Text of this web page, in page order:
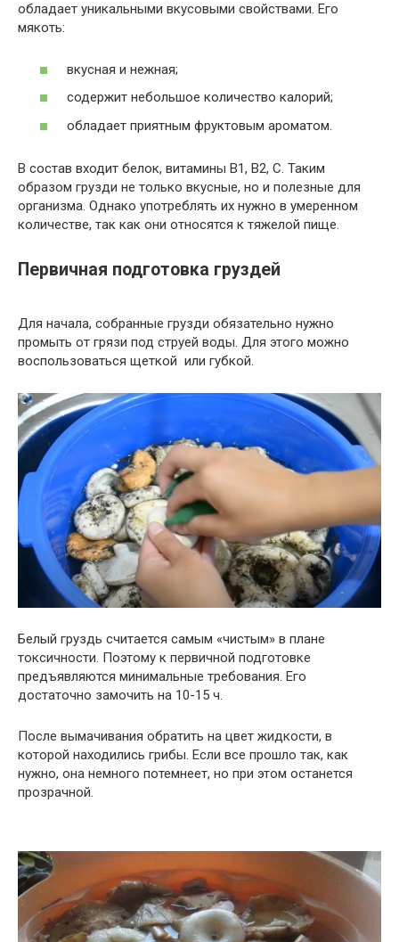
обладает уникальными вкусовыми свойствами. Его
мякоть:
вкусная и нежная;
содержит небольшое количество калорий;
обладает приятным фруктовым ароматом.
В состав входит белок, витамины В1, В2, C. Таким
образом грузди не только вкусные, но и полезные для
организма. Однако употреблять их нужно в умеренном
количестве, так как они относятся к тяжелой пище.
Первичная подготовка груздей
Для начала, собранные грузди обязательно нужно
промыть от грязи под струей воды. Для этого можно
воспользоваться щеткой или губкой.
Белый груздь считается самым «чистым» в плане
токсичности. Поэтому к первичной подготовке
предъявляются минимальные требования. Его
достаточно замочить на 10-15 ч.
После вымачивания обратить на цвет жидкости, в
которой находились грибы. Если все прошло так, как
нужно, она немного потемнеет, но при этом останется
прозрачной.